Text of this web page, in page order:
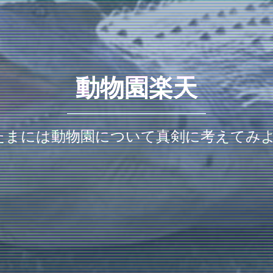
動物園楽天
まには動物園について真剣に考えてみ